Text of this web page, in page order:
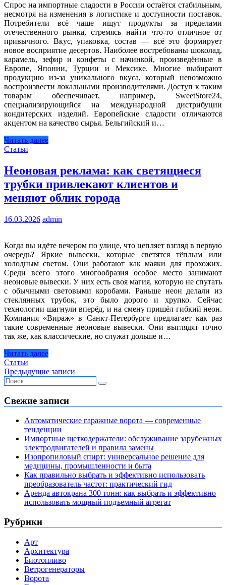
Спрос на импортные сладости в России остаётся стабильным,
несмотря на изменения в логистике и доступности поставок.
Потребители всё чаще ищут продукты за пределами
отечественного рынка, стремясь найти что-то отличное от
привычного. Вкус, упаковка, состав — всё это формирует
новое восприятие десертов. Наиболее востребованы шоколад,
карамель, зефир и конфеты с начинкой, произведённые в
Европе, Японии, Турции и Мексике. Многие выбирают
продукцию из-за уникального вкуса, который невозможно
воспроизвести локальными производителями. Доступ к таким
товарам обеспечивает, например, SweetStore24,
специализирующийся на международной дистрибуции
кондитерских изделий. Европейские сладости отличаются
акцентом на качество сырья. Бельгийский и…
Читать далее
Статьи
Неоновая реклама: как светящиеся
трубки привлекают клиентов и
меняют облик города
16.03.2026 admin
Когда вы идёте вечером по улице, что цепляет взгляд в первую
очередь? Яркие вывески, которые светятся тёплым или
холодным светом. Они работают как маяки для прохожих.
Среди всего этого многообразия особое место занимают
неоновые вывески. У них есть своя магия, которую не спутать
с обычными световыми коробами. Раньше неон делали из
стеклянных трубок, это было дорого и хрупко. Сейчас
технологии шагнули вперёд, и на смену пришёл гибкий неон.
Компания «Вираж» в Санкт-Петербурге предлагает как раз
такие современные неоновые вывески. Они выглядят точно
так же, как классические, но служат дольше и…
Читать далее
Статьи
Навигация
по
записям
Предыдущие записи
Свежие записи
Автоматические гаражные ворота — современные
тенденции
Импортные щеткодержатели: обслуживание зарубежных
электродвигателей и правила замены
Изопропиловый спирт: универсальное решение для
медицины, промышленности и быта
Как правильно выбрать и эффективно использовать
преобразователь частот: практический гид
Аренда автокрана 300 тонн: как выбрать и эффективно
использовать мощный подъемный агрегат
Рубрики
Арт
Архитектура
Биотопливо
Ветрогенераторы
Ворота